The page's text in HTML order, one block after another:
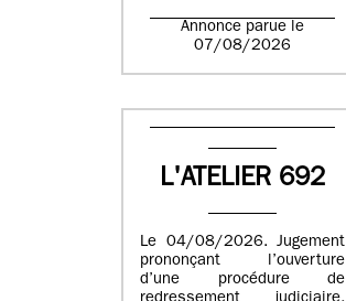
Annonce parue le
07/08/2026
L'ATELIER 692
Le 04/08/2026. Jugement
prononçant l’ouverture
d’une procédure de